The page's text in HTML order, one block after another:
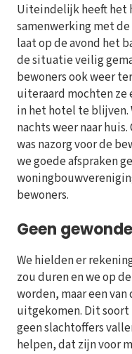
Uiteindelijk heeft het
samenwerking met
laat op de avond het
de situatie veilig
bewoners ook weer
uiteraard mochten ze
in het hotel te blijven.
nachts weer naar
was nazorg voor de
we goede afspraken
bewoners.
Geen
We hielden er
zou duren en we op
worden, maar een van
uitgekomen. Dit
geen slachtoffers
helpen, dat zijn voor